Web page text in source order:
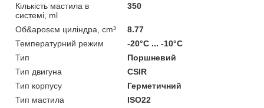
Кількість мастила в
системі, ml
350
Об&aposєм циліндра, cm³
8.77
Температурний режим
-20°C ... -10°C
Тип
Поршневий
Тип двигуна
CSIR
Тип корпусу
Герметичний
Тип мастила
ISO22